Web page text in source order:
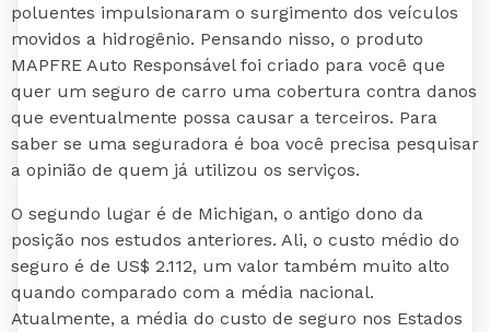
poluentes impulsionaram o surgimento dos veículos
movidos a hidrogênio. Pensando nisso, o produto
MAPFRE Auto Responsável foi criado para você que
quer um seguro de carro uma cobertura contra danos
que eventualmente possa causar a terceiros. Para
saber se uma seguradora é boa você precisa pesquisar
a opinião de quem já utilizou os serviços.
O segundo lugar é de Michigan, o antigo dono da
posição nos estudos anteriores. Ali, o custo médio do
seguro é de US$ 2.112, um valor também muito alto
quando comparado com a média nacional.
Atualmente, a média do custo de seguro nos Estados